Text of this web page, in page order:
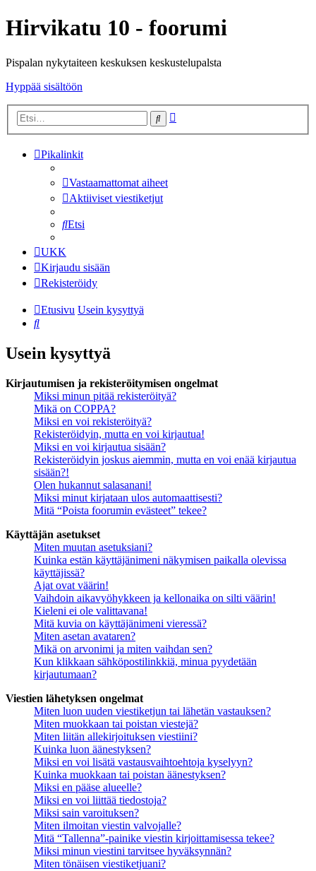
Hirvikatu 10 - foorumi
Pispalan nykytaiteen keskuksen keskustelupalsta
Hyppää sisältöön
Etsi
Pikalinkit
Vastaamattomat aiheet
Aktiiviset viestiketjut
Etsi
UKK
Kirjaudu sisään
Rekisteröidy
Etusivu Usein kysyttyä
Etsi
Usein kysyttyä
Kirjautumisen ja rekisteröitymisen ongelmat
Miksi minun pitää rekisteröityä?
Mikä on COPPA?
Miksi en voi rekisteröityä?
Rekisteröidyin, mutta en voi kirjautua!
Miksi en voi kirjautua sisään?
Rekisteröidyin joskus aiemmin, mutta en voi enää kirjautua
sisään?!
Olen hukannut salasanani!
Miksi minut kirjataan ulos automaattisesti?
Mitä “Poista foorumin evästeet” tekee?
Käyttäjän asetukset
Miten muutan asetuksiani?
Kuinka estän käyttäjänimeni näkymisen paikalla olevissa
käyttäjissä?
Ajat ovat väärin!
Vaihdoin aikavyöhykkeen ja kellonaika on silti väärin!
Kieleni ei ole valittavana!
Mitä kuvia on käyttäjänimeni vieressä?
Miten asetan avataren?
Mikä on arvonimi ja miten vaihdan sen?
Kun klikkaan sähköpostilinkkiä, minua pyydetään
kirjautumaan?
Viestien lähetyksen ongelmat
Miten luon uuden viestiketjun tai lähetän vastauksen?
Miten muokkaan tai poistan viestejä?
Miten liitän allekirjoituksen viestiini?
Kuinka luon äänestyksen?
Miksi en voi lisätä vastausvaihtoehtoja kyselyyn?
Kuinka muokkaan tai poistan äänestyksen?
Miksi en pääse alueelle?
Miksi en voi liittää tiedostoja?
Miksi sain varoituksen?
Miten ilmoitan viestin valvojalle?
Mitä “Tallenna”-painike viestin kirjoittamisessa tekee?
Miksi minun viestini tarvitsee hyväksynnän?
Miten tönäisen viestiketjuani?